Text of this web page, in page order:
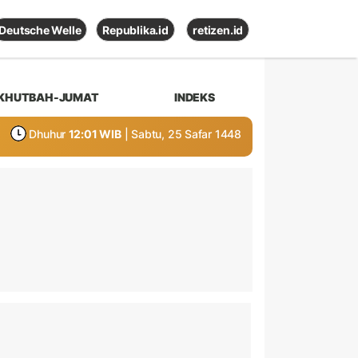
Deutsche Welle Republika.id retizen.id
JUMAT INDEKS
Dhuhur 12:01 WIB | Sabtu, 25 Safar 1448